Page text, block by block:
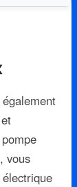
vous